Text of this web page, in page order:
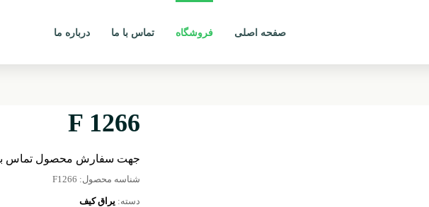
صفحه اصلی فروشگاه تماس با ما درباره ما
F 1266
جهت سفارش محصول تماس
شناسه محصول: F1266
دسته: یراق کیف